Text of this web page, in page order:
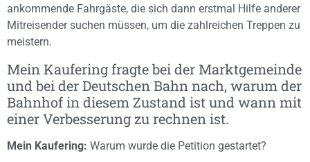
ankommende Fahrgäste, die sich dann erstmal Hilfe anderer
Mitreisender suchen müssen, um die zahlreichen Treppen zu
meistern.
Mein Kaufering fragte bei der Marktgemeinde
und bei der Deutschen Bahn nach, warum der
Bahnhof in diesem Zustand ist und wann mit
einer Verbesserung zu rechnen ist.
Mein Kaufering: Warum wurde die Petition gestartet?